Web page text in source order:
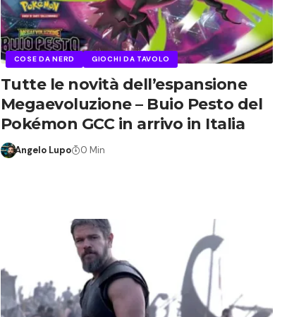
COSE DA NERD GIOCHI DA TAVOLO
Tutte le novità dell’espansione
Megaevoluzione – Buio Pesto del
Pokémon GCC in arrivo in Italia
Angelo Lupo 0 Min